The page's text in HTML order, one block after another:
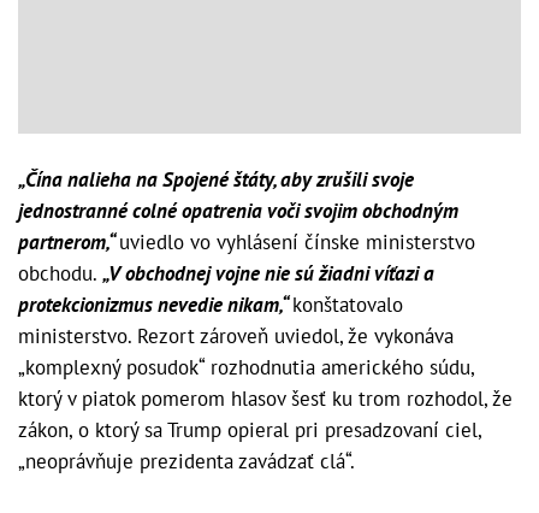
„Čína nalieha na Spojené štáty, aby zrušili svoje
jednostranné colné opatrenia voči svojim obchodným
partnerom,“uviedlo vo vyhlásení čínske ministerstvo
obchodu. „V obchodnej vojne nie sú žiadni víťazi a
protekcionizmus nevedie nikam,“konštatovalo
ministerstvo. Rezort zároveň uviedol, že vykonáva
„komplexný posudok“ rozhodnutia amerického súdu,
ktorý v piatok pomerom hlasov šesť ku trom rozhodol, že
zákon, o ktorý sa Trump opieral pri presadzovaní ciel,
„neoprávňuje prezidenta zavádzať clá“.